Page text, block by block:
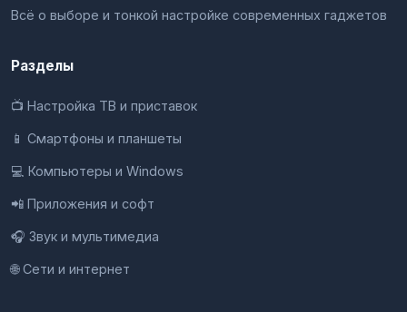
Всё о выборе и тонкой настройке современных гаджетов
Разделы
📺 Настройка ТВ и приставок
📱 Смартфоны и планшеты
💻 Компьютеры и Windows
📲 Приложения и софт
🎧 Звук и мультимедиа
🌐 Сети и интернет